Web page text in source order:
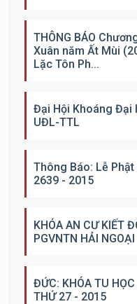
THÔNG BÁO
Xuân năm Ất Mùi
Lặc Tôn Ph...
Đại Hội Khoáng Đại
UĐL-TTL
Thông Báo: Lễ
2639 - 2015
KHÓA AN CƯ KIẾT
PGVNTN HẢI
ĐỨC: KHÓA TU
THỨ 27 - 2015